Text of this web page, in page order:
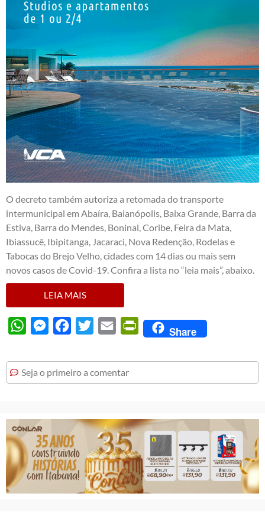
O decreto também autoriza a retomada do transporte
intermunicipal em Abaíra, Baianópolis, Baixa Grande, Barra da
Estiva, Barra do Mendes, Boninal, Coribe, Feira da Mata,
Ibiassucê, Ibipitanga, Jacaraci, Nova Redenção, Rodelas e
Tabocas do Brejo Velho, cidades com 14 dias ou mais sem
novos casos de Covid-19. Confira a lista no “leia mais”, abaixo.
LEIA MAIS
WhatsAppMessengerFacebook
Twitter Email PrintFriendly
Share
Seja o primeiro a comentar